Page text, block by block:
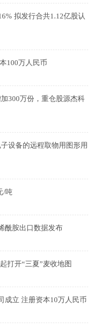
拟发行合共1.12亿股认
100万人民币
300万份，重仓股源杰科
设备的远程取物用图形用
/吨
酰胺出口数据发布
打开“三夏”麦收地图
成立 注册资本10万人民币